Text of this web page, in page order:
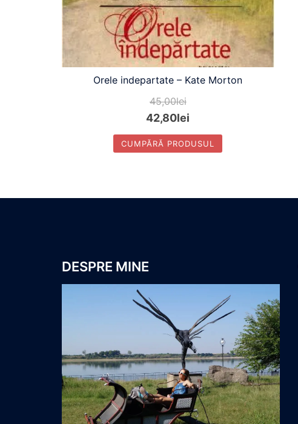
Orele indepartate – Kate Morton
45,00lei
42,80lei
CUMPĂRĂ PRODUSUL
DESPRE MINE